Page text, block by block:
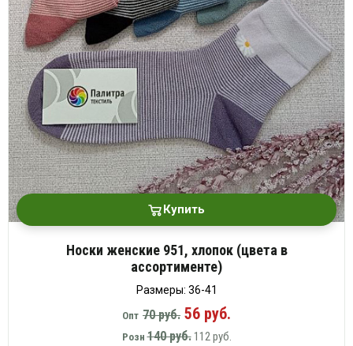
Купить
Носки женские 951, хлопок (цвета в
ассортименте)
Размеры: 36-41
Опт 70 руб. 56 руб.
Розн 140 руб.112 руб.